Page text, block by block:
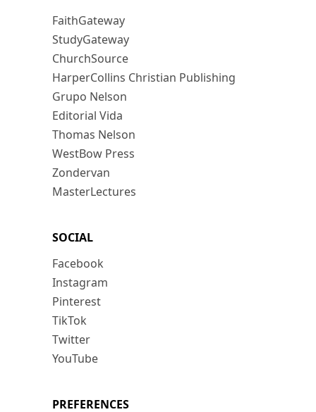
FaithGateway
StudyGateway
ChurchSource
HarperCollins Christian Publishing
Grupo Nelson
Editorial Vida
Thomas Nelson
WestBow Press
Zondervan
MasterLectures
SOCIAL
Facebook
Instagram
Pinterest
TikTok
Twitter
YouTube
PREFERENCES